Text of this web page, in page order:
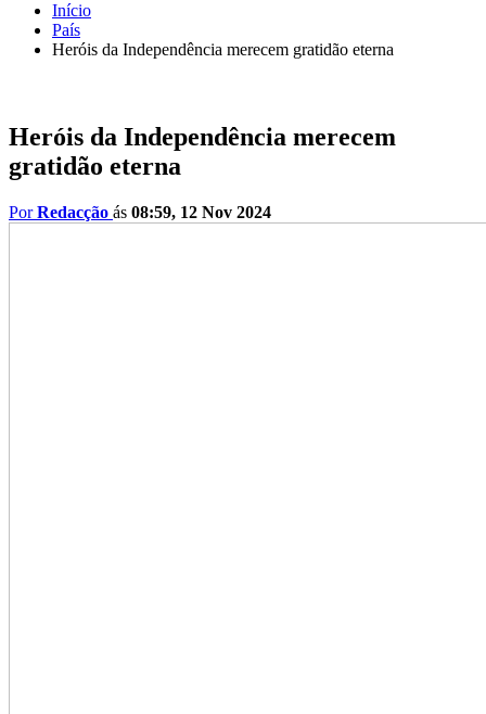
Início
País
Heróis da Independência merecem gratidão eterna
Heróis da Independência merecem
gratidão eterna
PorRedacção ás 08:59, 12 Nov 2024